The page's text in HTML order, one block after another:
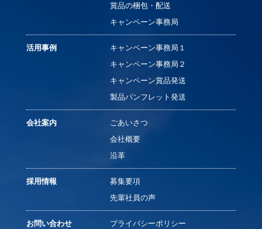
賞品の梱包・配送
キャンペーン事務局
活用事例
キャンペーン事務局１
キャンペーン事務局２
キャンペーン賞品発送
製品パンフレット発送
会社案内
ごあいさつ
会社概要
沿革
採用情報
募集要項
先輩社員の声
お問い合わせ プライバシーポリシー